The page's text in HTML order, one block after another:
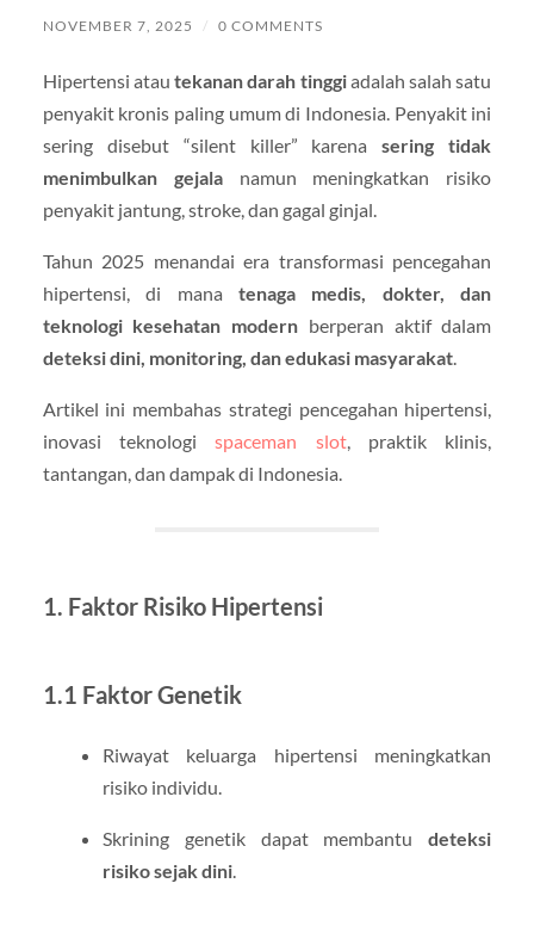
NOVEMBER 7, 2025 / 0 COMMENTS
Hipertensi atautekanan darah tinggiadalah salah satu
penyakit kronis paling umum di Indonesia. Penyakit ini
sering disebut “silent killer” karenasering tidak
menimbulkan gejalanamun meningkatkan risiko
penyakit jantung, stroke, dan gagal ginjal.
Tahun 2025 menandai era transformasi pencegahan
hipertensi, di mana tenaga medis, dokter, dan
teknologi kesehatan modern berperan aktif dalam
deteksi dini, monitoring, dan edukasi masyarakat.
Artikel ini membahas strategi pencegahan hipertensi,
inovasi teknologispaceman slot, praktik klinis,
tantangan, dan dampak di Indonesia.
1. Faktor Risiko Hipertensi
1.1 Faktor Genetik
Riwayat keluarga hipertensi meningkatkan
risiko individu.
Skrining genetik dapat membantudeteksi
risiko sejak dini.